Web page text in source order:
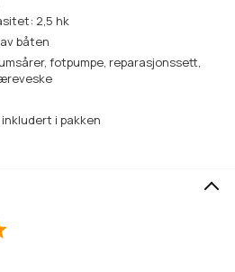
2,5 hk
båten
fotpumpe, reparasjonssett,
i pakken